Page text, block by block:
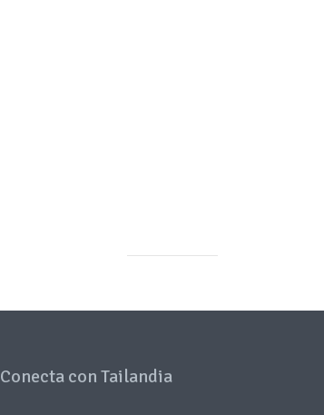
Conecta con Tailandia